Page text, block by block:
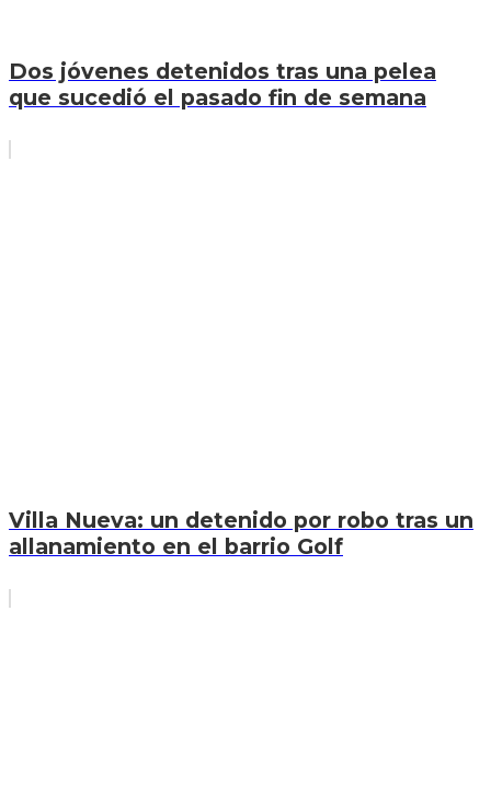
Dos jóvenes detenidos tras una pelea
que sucedió el pasado fin de semana
Villa Nueva: un detenido por robo tras un
allanamiento en el barrio Golf